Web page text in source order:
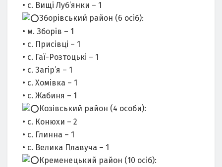
• с. Вищі Луб’янки – 1
Зборівський район (6 осіб):
• м. Зборів – 1
• с. Присівці – 1
• с. Гаї-Розтоцькі – 1
• с. Загір’я – 1
• с. Хомівка – 1
• с. Жабиня – 1
Козівський район (4 особи):
• с. Конюхи – 2
• с. Глинна – 1
• с. Велика Плавуча – 1
Кременецький район (10 осіб):